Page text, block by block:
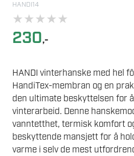
HANDI14
★★★★★
230,-
HANDI vinterhanske med hel
HandiTex-membran og en
den ultimate beskyttelsen for
vinterarbeid. Denne
vanntetthet, termisk komfort
beskyttende mansjett for å
varme i selv de mest